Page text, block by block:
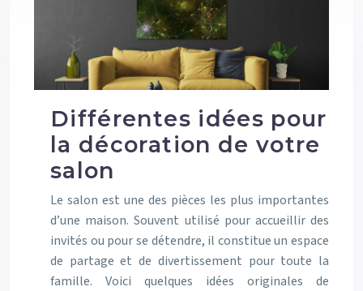
Différentes idées pour
la décoration de votre
salon
Le salon est une des pièces les plus importantes
d’une maison. Souvent utilisé pour accueillir des
invités ou pour se détendre, il constitue un espace
de partage et de divertissement pour toute la
famille. Voici quelques idées originales de